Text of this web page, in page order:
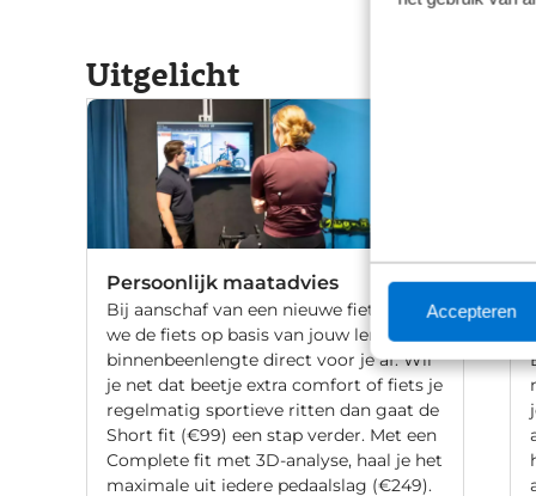
Accepteren
Uitgelicht
Persoonlijk maatadvies
Bij aanschaf van een nieuwe fiets stellen
we de fiets op basis van jouw lengte en
binnenbeenlengte direct voor je af. Wil
je net dat beetje extra comfort of fiets je
regelmatig sportieve ritten dan gaat de
Short fit (€99) een stap verder. Met een
Complete fit met 3D-analyse, haal je het
maximale uit iedere pedaalslag (€249).